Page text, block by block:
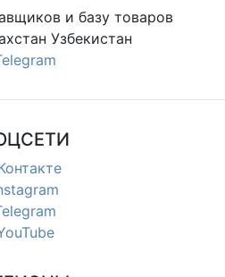
и базу товаров
Узбекистан